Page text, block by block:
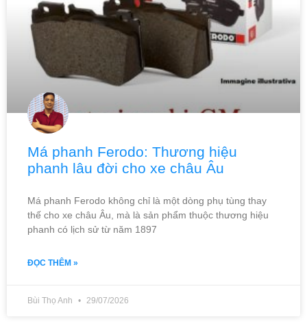
Má phanh Ferodo: Thương hiệu
phanh lâu đời cho xe châu Âu
Má phanh Ferodo không chỉ là một dòng phụ tùng thay
thế cho xe châu Âu, mà là sản phẩm thuộc thương hiệu
phanh có lịch sử từ năm 1897
ĐỌC THÊM »
Bùi Thọ Anh 29/07/2026